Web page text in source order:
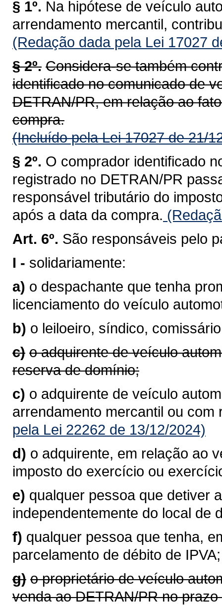
§ 1º. Na hipótese de veículo
arrendamento mercantil,
(Redação dada pela Lei 17027
§ 2º. Considera-se também
identificado no comunicado de
DETRAN/PR, em relação ao
compra.
(Incluído pela Lei 17027 de 21/
§ 2º. O comprador identificado
registrado no DETRAN/PR
responsável tributário do
após a data da compra.
Art. 6º. São responsáveis pelo
I - solidariamente:
a) o despachante que tenha
licenciamento do veículo
b) o leiloeiro, síndico,
c) o adquirente de veículo
reserva de domínio;
c) o adquirente de veículo
arrendamento mercantil ou com
pela Lei 22262 de 13/12/2024)
d) o adquirente, em relação ao
imposto do exercício ou
e) qualquer pessoa que detiver
independentemente do local de
f) qualquer pessoa que tenha,
parcelamento de débito de IPVA;
g) o proprietário de veículo
venda ao DETRAN/PR no